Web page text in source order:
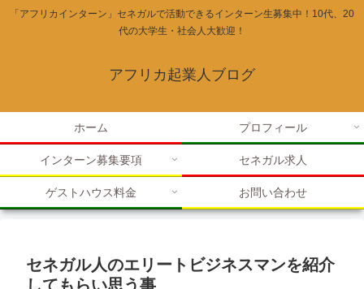
「アフリカインターン」セネガルで活動できるインターン生募集中！10代、20
代の大学生・社会人大歓迎！
アフリカ起業人ブログ
ホーム プロフィール
インターン募集要項 セネガル求人
ゲストハウス料金 お問い合わせ
セネガル人のエリートビジネスマンを紹介
してもらい思う事